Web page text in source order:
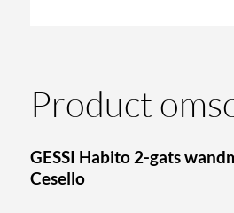
Product
GESSI Habito 2-gats
Cesello